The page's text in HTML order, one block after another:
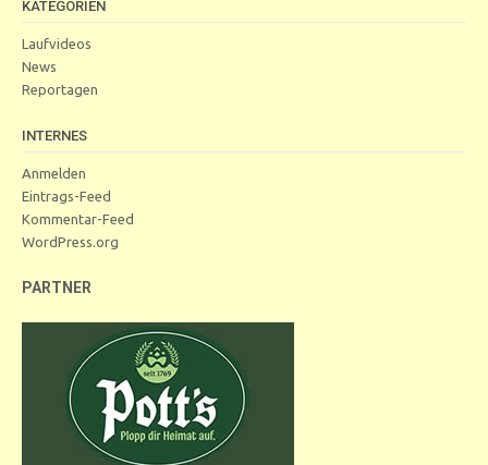
KATEGORIEN
Laufvideos
News
Reportagen
INTERNES
Anmelden
Eintrags-Feed
Kommentar-Feed
WordPress.org
PARTNER